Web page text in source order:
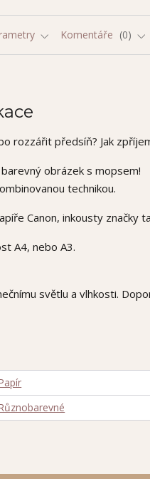
Komentáře 0
rozzářit předsíň? Jak
obrázek s mopsem!
technikou.
Canon, inkousty značky
A4, nebo A3.
světlu a vlhkosti.